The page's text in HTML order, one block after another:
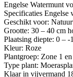
Engelse Watermunt
Specificaties Engelse
Geschikt voor:
Grootte: 30 – 40 cm
Plaatsing diepte: 0 – -
Kleur: Roze
Plantgroep: Zone 1
Type plant:
Klaar in vijvermand